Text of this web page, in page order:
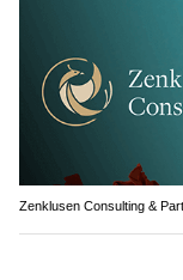
Zenklusen Consulting &